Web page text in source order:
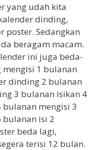
yang udah kita
dinding,
poster. Sedangkan
beragam macam.
ini juga beda-
1 bulanan
dinding 2 bulanan
3 bulanan isikan 4
mengisi 3
isi 2
beda lagi,
terisi 12 bulan.